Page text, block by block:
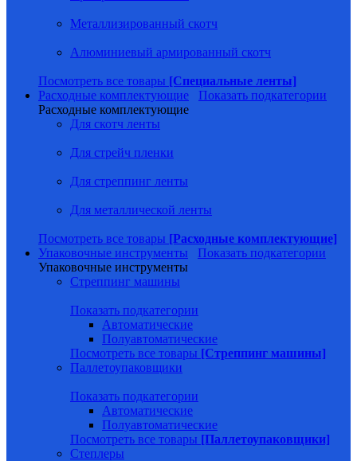
Металлизированный скотч
Алюминиевый армированный скотч
Посмотреть все товары [Специальные ленты]
Расходные комплектующие
Показать подкатегории
Расходные комплектующие
Для скотч ленты
Для стрейч пленки
Для стреппинг ленты
Для металлической ленты
Посмотреть все товары [Расходные комплектующие]
Упаковочные инструменты
Показать подкатегории
Упаковочные инструменты
Стреппинг машины
Показать подкатегории
Автоматические
Полуавтоматические
Посмотреть все товары [Стреппинг машины]
Паллетоупаковщики
Показать подкатегории
Автоматические
Полуавтоматические
Посмотреть все товары [Паллетоупаковщики]
Степлеры